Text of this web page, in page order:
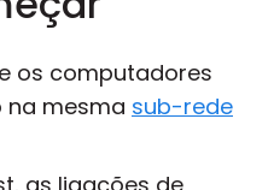
os computadores
na mesma sub-rede